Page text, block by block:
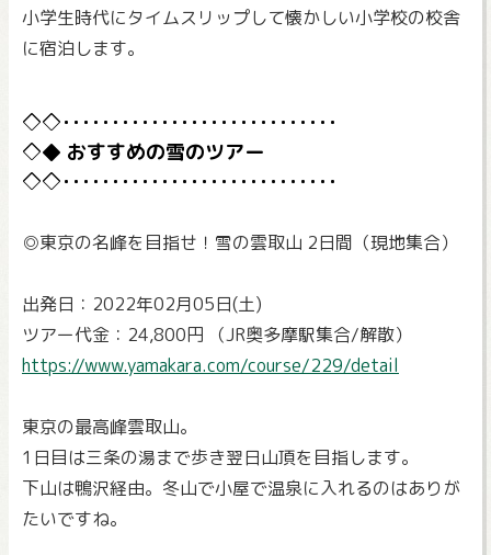
小学生時代にタイムスリップして懐かしい小学校の校舎
に宿泊します。
おすすめの雪のツアー
◎東京の名峰を目指せ！雪の雲取山 2日間（現地集合）
出発日：2022年02月05日(土)
ツアー代金：24,800円 （JR奥多摩駅集合/解散）
https://www.yamakara.com/course/229/detail
東京の最高峰雲取山。
1日目は三条の湯まで歩き翌日山頂を目指します。
下山は鴨沢経由。冬山で小屋で温泉に入れるのはありが
たいですね。